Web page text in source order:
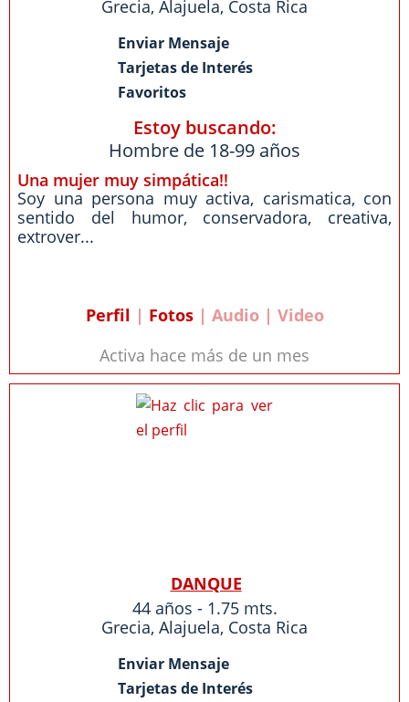
Grecia, Alajuela, Costa Rica
Enviar Mensaje
Tarjetas de Interés
Favoritos
Estoy buscando:
Hombre de 18-99 años
Una mujer muy simpática!!
Soy una persona muy activa, carismatica, con
sentido del humor, conservadora, creativa,
extrover...
Perfil | Fotos| Audio | Video
Activa hace más de un mes
DANQUE
44 años - 1.75 mts.
Grecia, Alajuela, Costa Rica
Enviar Mensaje
Tarjetas de Interés